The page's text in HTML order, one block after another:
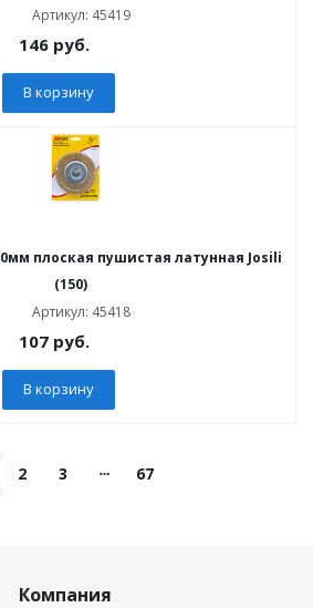
Артикул: 45419
146 руб.
В корзину
плоская пушистая латунная Josili
(150)
Артикул: 45418
107 руб.
В корзину
2 3 67
Компания